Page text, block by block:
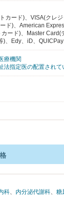
カード)、VISA(クレ
ド)、American
ード)、Master
)、Edy、iD、QUICPay
療機関
法指定医の配置されて
科、 内分泌代謝科、 糖